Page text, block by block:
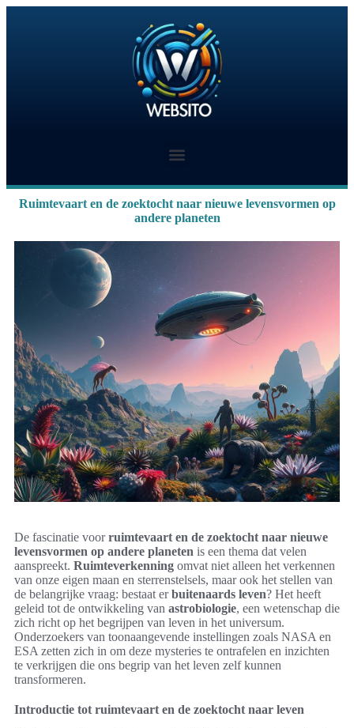
Ruimtevaart en de zoektocht naar nieuwe levensvormen op
andere planeten
De fascinatie voorruimtevaart en de zoektocht naar nieuwe
levensvormen op andere planeten is een thema dat velen
aanspreekt. Ruimteverkenning omvat niet alleen het verkennen
van onze eigen maan en sterrenstelsels, maar ook het stellen van
de belangrijke vraag: bestaat erbuitenaards leven? Het heeft
geleid tot de ontwikkeling van astrobiologie, een wetenschap die
zich richt op het begrijpen van leven in het universum.
Onderzoekers van toonaangevende instellingen zoals NASA en
ESA zetten zich in om deze mysteries te ontrafelen en inzichten
te verkrijgen die ons begrip van het leven zelf kunnen
transformeren.
Introductie tot ruimtevaart en de zoektocht naar leven